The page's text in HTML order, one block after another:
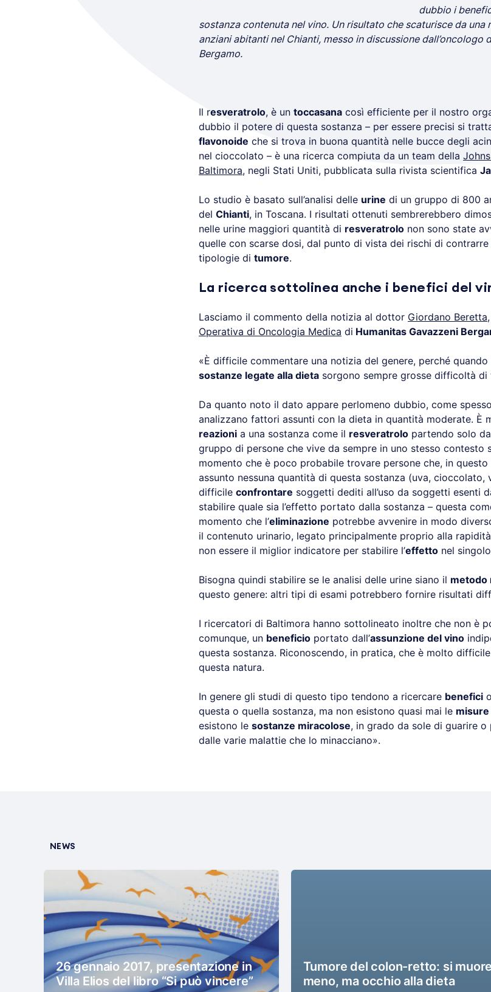
dubbio i
sostanza contenuta nel vino. Un risultato che scaturisce da
anziani abitanti nel Chianti, messo in discussione dall’oncologo
Bergamo.
Il resveratrolo, è un toccasana così efficiente per il nostro
dubbio il potere di questa sostanza – per essere precisi si
flavonoide che si trova in buona quantità nelle bucce degli
nel cioccolato – è una ricerca compiuta da un team della
Baltimora, negli Stati Uniti, pubblicata sulla rivista scientifica
Lo studio è basato sull’analisi delle urine di un gruppo di 800
del Chianti, in Toscana. I risultati ottenuti sembrerebbero
nelle urine maggiori quantità di resveratrolo non sono state
quelle con scarse dosi, dal punto di vista dei rischi di contrarre
tipologie di tumore.
La ricerca sottolinea anche i benefici del
Lasciamo il commento della notizia al dottor Giordano Beretta
Operativa di Oncologia Medica di Humanitas Gavazzeni
«È difficile commentare una notizia del genere, perché
sostanze legate alla dieta sorgono sempre grosse difficoltà di
Da quanto noto il dato appare perlomeno dubbio, come
analizzano fattori assunti con la dieta in quantità moderate. È
reazioni a una sostanza come il resveratrolo partendo solo
gruppo di persone che vive da sempre in uno stesso contesto
momento che è poco probabile trovare persone che, in
assunto nessuna quantità di questa sostanza (uva, cioccolato,
difficile confrontare soggetti dediti all’uso da soggetti esenti
stabilire quale sia l’effetto portato dalla sostanza – questa
momento che l’eliminazione potrebbe avvenire in modo
il contenuto urinario, legato principalmente proprio alla
non essere il miglior indicatore per stabilire l’effetto nel
Bisogna quindi stabilire se le analisi delle urine siano il metodo
questo genere: altri tipi di esami potrebbero fornire risultati
I ricercatori di Baltimora hanno sottolineato inoltre che non è
comunque, un beneficio portato dall’assunzione del vino
questa sostanza. Riconoscendo, in pratica, che è molto
questa natura.
In genere gli studi di questo tipo tendono a ricercare benefici o
questa o quella sostanza, ma non esistono quasi mai le
esistono le sostanze miracolose, in grado da sole di guarire
dalle varie malattie che lo minacciano».
NEWS
26 gennaio 2017, presentazione in
Villa Elios del libro “Si può vincere”
Tumore del colon-retto: si
meno, ma occhio alla dieta